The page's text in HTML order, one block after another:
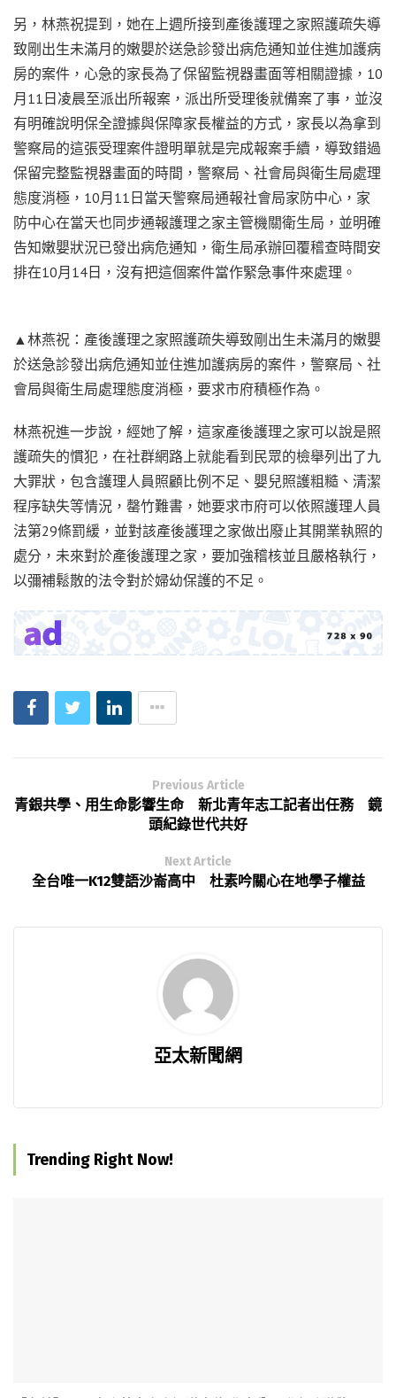
另，林燕祝提到，她在上週所接到產後護理之家照護疏失導
致剛出生未滿月的嫩嬰於送急診發出病危通知並住進加護病
房的案件，心急的家長為了保留監視器畫面等相關證據，10
月11日凌晨至派出所報案，派出所受理後就備案了事，並沒
有明確說明保全證據與保障家長權益的方式，家長以為拿到
警察局的這張受理案件證明單就是完成報案手續，導致錯過
保留完整監視器畫面的時間，警察局、社會局與衛生局處理
態度消極，10月11日當天警察局通報社會局家防中心，家
防中心在當天也同步通報護理之家主管機關衛生局，並明確
告知嫩嬰狀況已發出病危通知，衛生局承辦回覆稽查時間安
排在10月14日，沒有把這個案件當作緊急事件來處理。
▲林燕祝：產後護理之家照護疏失導致剛出生未滿月的嫩嬰
於送急診發出病危通知並住進加護病房的案件，警察局、社
會局與衛生局處理態度消極，要求市府積極作為。
林燕祝進一步說，經她了解，這家產後護理之家可以說是照
護疏失的慣犯，在社群網路上就能看到民眾的檢舉列出了九
大罪狀，包含護理人員照顧比例不足、嬰兒照護粗糙、清潔
程序缺失等情況，罄竹難書，她要求市府可以依照護理人員
法第29條罰緩，並對該產後護理之家做出廢止其開業執照的
處分，未來對於產後護理之家，要加強稽核並且嚴格執行，
以彌補鬆散的法令對於婦幼保護的不足。
Previous Article
青銀共學、用生命影響生命 新北青年志工記者出任務 鏡
頭紀錄世代共好
Next Article
全台唯一K12雙語沙崙高中 杜素吟關心在地學子權益
亞太新聞網
Trending Right Now!